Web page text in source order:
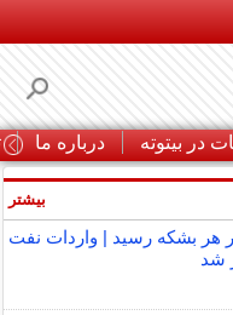
در بیتوته درباره ما
به ۸۳ دلار در هر بشکه رسید | واردات نفت
شد
بیشتر